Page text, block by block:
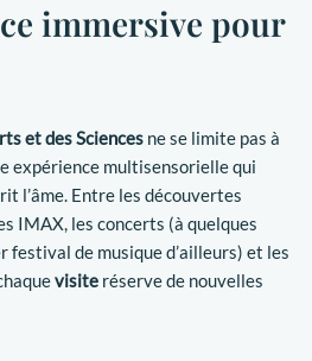
immersive pour
et des Sciences ne se limite pas à
expérience multisensorielle qui
l’âme. Entre les découvertes
IMAX, les concerts (à quelques
festival de musique d’ailleurs) et les
visite réserve de nouvelles